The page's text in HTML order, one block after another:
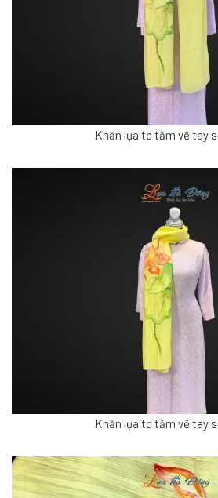
Khăn lụa tơ tằm vẽ tay
Khăn lụa tơ tằm vẽ tay